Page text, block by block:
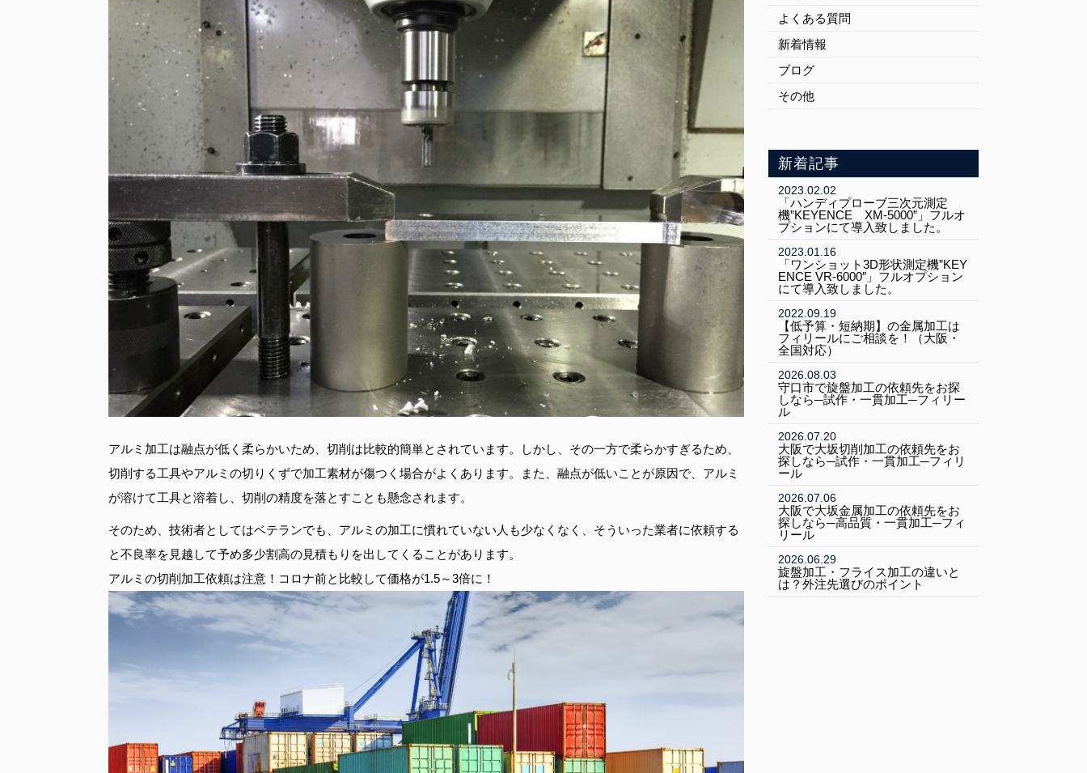
アルミ加工は融点が低く柔らかいため、切削は比較的簡単とされています。しかし、その一方で柔らかすぎるため、
切削する工具やアルミの切りくずで加工素材が傷つく場合がよくあります。また、融点が低いことが原因で、アルミ
が溶けて工具と溶着し、切削の精度を落とすことも懸念されます。
そのため、技術者としてはベテランでも、アルミの加工に慣れていない人も少なくなく、そういった業者に依頼する
と不良率を見越して予め多少割高の見積もりを出してくることがあります。
アルミの切削加工依頼は注意！コロナ前と比較して価格が1.5～3倍に！
よくある質問
新着情報
ブログ
その他
新着記事
2023.02.02
「ハンディプローブ三次元測定
機”KEYENCE XM-5000”」フルオ
プションにて導入致しました。
2023.01.16
「ワンショット3D形状測定機”KEY
ENCE VR-6000″」フルオプション
にて導入致しました。
2022.09.19
【低予算・短納期】の金属加工は
フィリールにご相談を！（大阪・
全国対応）
2026.08.03
守口市で旋盤加工の依頼先をお探
しなら─試作・一貫加工─フィリー
ル
2026.07.20
大阪で大坂切削加工の依頼先をお
探しなら─試作・一貫加工─フィリ
ール
2026.07.06
大阪で大坂金属加工の依頼先をお
探しなら─高品質・一貫加工─フィ
リール
2026.06.29
旋盤加工・フライス加工の違いと
は？外注先選びのポイント